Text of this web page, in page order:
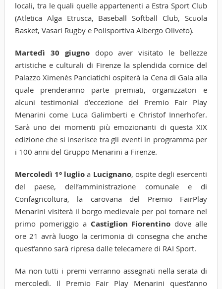
locali, tra le quali quelle appartenenti a Estra Sport Club
(Atletica Alga Etrusca, Baseball Softball Club, Scuola
Basket, Vasari Rugby e Polisportiva Albergo Oliveto).
Martedì 30 giugnodopo aver visitato le bellezze
artistiche e culturali di Firenze la splendida cornice del
Palazzo Ximenès Panciatichi ospiterà la Cena di Gala alla
quale prenderanno parte premiati, organizzatori e
alcuni testimonial d’eccezione del Premio Fair Play
Menarini come Luca Galimberti e Christof Innerhofer.
Sarà uno dei momenti più emozionanti di questa XIX
edizione che si inserisce tra gli eventi in programma per
i 100 anni del Gruppo Menarini a Firenze.
Mercoledì 1° luglio a Lucignano, ospite degli esercenti
del paese, dell’amministrazione comunale e di
Confagricoltura, la carovana del Premio FairPlay
Menarini visiterà il borgo medievale per poi tornare nel
primo pomeriggio a Castiglion Fiorentino dove alle
ore 21 avrà luogo la cerimonia di consegna che anche
quest’anno sarà ripresa dalle telecamere di RAI Sport.
Ma non tutti i premi verranno assegnati nella serata di
mercoledì. Il Premio Fair Play Menarini quest’anno